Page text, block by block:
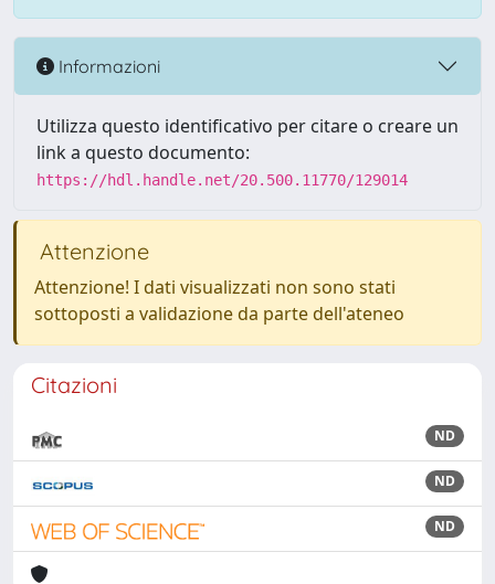
Informazioni
Utilizza questo identificativo per citare o creare un
link a questo documento:
https://hdl.handle.net/20.500.11770/129014
Attenzione
Attenzione! I dati visualizzati non sono stati
sottoposti a validazione da parte dell'ateneo
Citazioni
ND
ND
ND